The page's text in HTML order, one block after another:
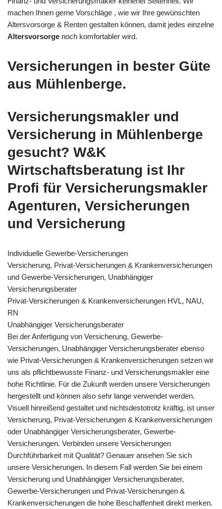
machen Ihnen gerne Vorschläge , wie wir Ihre gewünschten
Altersvorsorge & Renten gestalten können, damit jedes einzelne
Altersvorsorge noch komfortabler wird.
Versicherungen in bester Güte
aus Mühlenberge.
Versicherungsmakler und
Versicherung in Mühlenberge
gesucht? W&K
Wirtschaftsberatung ist Ihr
Profi für Versicherungsmakler
Agenturen, Versicherungen
und Versicherung
Individuelle Gewerbe-Versicherungen
Versicherung, Privat-Versicherungen & Krankenversicherungen
und Gewerbe-Versicherungen, Unabhängiger
Versicherungsberater
Privat-Versicherungen & Krankenversicherungen HVL, NAU,
RN
Unabhängiger Versicherungsberater
Bei der Anfertigung von Versicherung, Gewerbe-
Versicherungen, Unabhängiger Versicherungsberater ebenso
wie Privat-Versicherungen & Krankenversicherungen setzen wir
uns als pflichtbewusste Finanz- und Versicherungsmakler eine
hohe Richtlinie. Für die Zukunft werden unsere Versicherungen
hergestellt und können also sehr lange verwendet werden.
Visuell hinreißend gestaltet und nichtsdestotrotz kräftig, ist unser
Versicherung, Privat-Versicherungen & Krankenversicherungen
oder Unabhängiger Versicherungsberater, Gewerbe-
Versicherungen. Verbinden unsere Versicherungen
Durchführbarkeit mit Qualität? Genauer ansehen Sie sich
unsere Versicherungen. In diesem Fall werden Sie bei einem
Versicherung und Unabhängiger Versicherungsberater,
Gewerbe-Versicherungen und Privat-Versicherungen &
Krankenversicherungen die hohe Beschaffenheit direkt merken.